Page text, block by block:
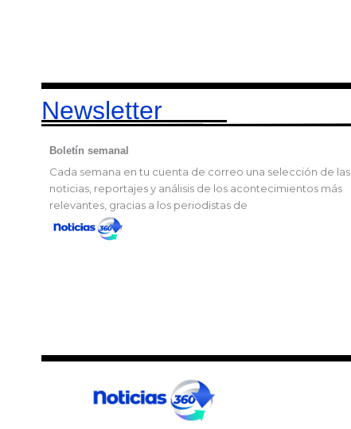
Newsletter
Boletín semanal
Cada semana en tu cuenta de correo una selección de las
noticias, reportajes y análisis de los acontecimientos más
relevantes, gracias a los periodistas de